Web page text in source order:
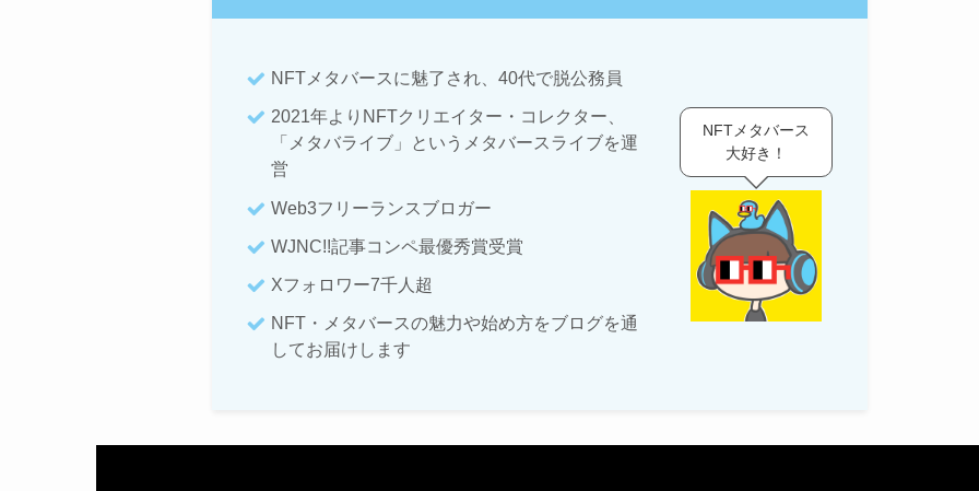
NFTメタバースに魅了され、40代で脱公務員
2021年よりNFTクリエイター・コレクター、
「メタバライブ」というメタバースライブを運
営
Web3フリーランスブロガー
WJNC!!記事コンペ最優秀賞受賞
Xフォロワー7千人超
NFT・メタバースの魅力や始め方をブログを通
してお届けします
NFTメタバース
大好き！